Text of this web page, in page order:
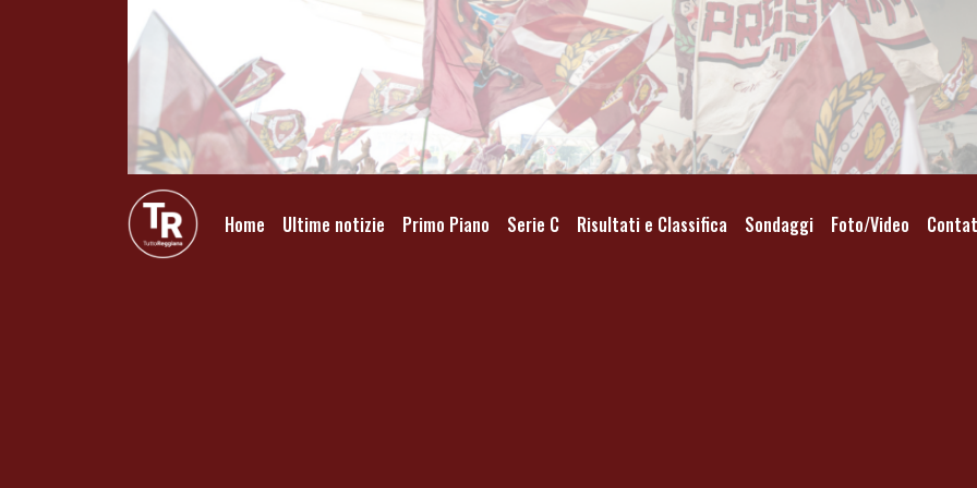
Home Ultime notizie Primo Piano Serie C Risultati e Classifica Sondaggi Foto/Video